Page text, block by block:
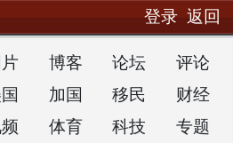
登录 返回
博客 论坛
评论
加国 移民
财经
体育 科技 专题